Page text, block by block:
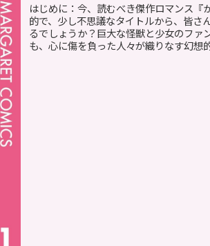
はじめに：今、読むべき傑作ロマンス
的で、少し不思議なタイトルから、皆さ
るでしょうか？巨大な怪獣と少女のファ
も、心に傷を負った人々が織りなす幻想